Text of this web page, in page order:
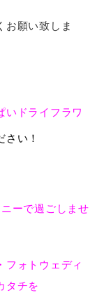
願い致しま
いドライフラワ
い！
ーで過ごしませ
フォトウェディ
タチを